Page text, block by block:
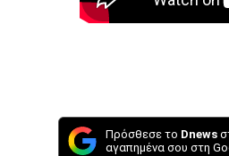
Πρόσθεσε το Dnews
αγαπημένα σου στη